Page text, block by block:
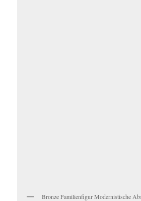
Bronze Familienfigur Modernistische